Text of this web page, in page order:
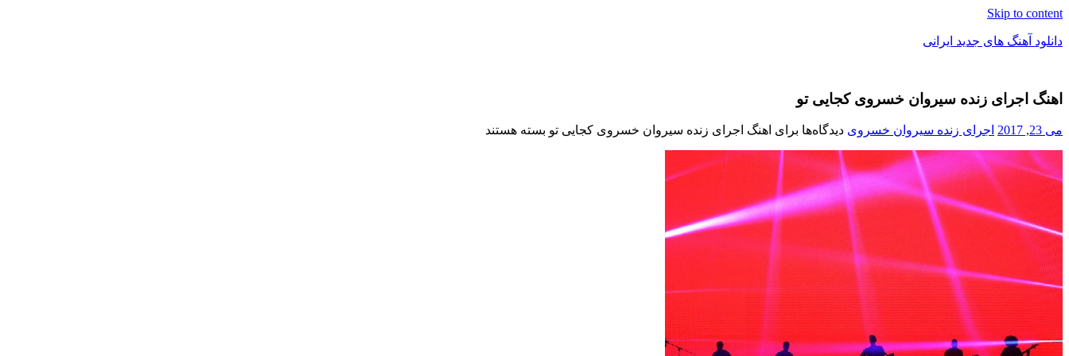
Skip to content
دانلود آهنگ های جدید ایرانی
فول
موزیک
اهنگ اجرای زنده سیروان خسروی کجایی تو
می 23, 2017 اجرای زنده سیروان خسروی دیدگاه‌ها برای اهنگ اجرای زنده سیروان خسروی کجایی تو بسته هستند